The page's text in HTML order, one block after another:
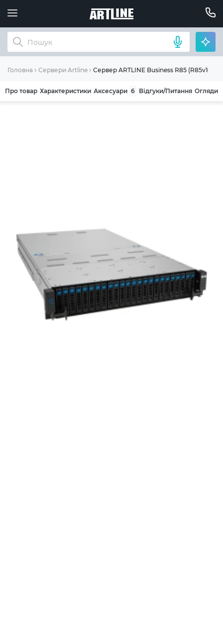
Головна Сервери Artline Сервер ARTLINE Business R85 (R85v16)
Про товар Характеристики Аксесуари 6 Відгуки/Питання Огляди